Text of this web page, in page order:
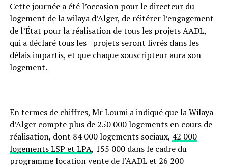
Cette journée a été l’occasion pour le directeur du
logement de la wilaya d’Alger, de réitérer l’engagement
de l’État pour la réalisation de tous les projets AADL,
qui a déclaré tous les projets seront livrés dans les
délais impartis, et que chaque souscripteur aura son
logement.
En termes de chiffres, Mr Loumi a indiqué que la Wilaya
d’Alger compte plus de 250 000 logements en cours de
réalisation, dont 84 000 logements sociaux, 42 000
logements LSP et LPA, 155 000 dans le cadre du
programme location vente de l’AADL et 26 200